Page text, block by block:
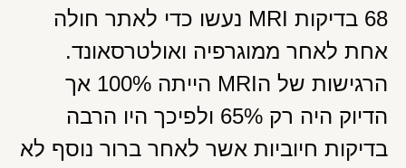
68 בדיקות MRI נעשו כדי לאתר חולה
אחת לאחר ממוגרפיה ואולטרסאונד.
הרגישות של הMRI הייתה 100% אך
הדיוק היה רק 65% ולפיכך היו הרבה
בדיקות חיוביות אשר לאחר ברור נוסף לא